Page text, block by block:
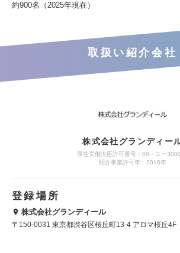
約900名（2025年現在）
取扱い紹介会社
株式会社グランディー
厚生労働大臣許可番号：06－ユー
紹介事業許可年：2016年
登録場所
株式会社グランディール
〒150-0031 東京都渋谷区桜丘町13-4 アロマ桜丘4F